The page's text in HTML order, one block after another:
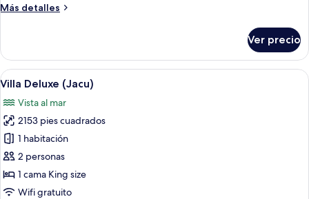
Más detalles
Más
(Villa
Zumbi
Master)
Ver precio
Abrir
todas
las
fotos
de
Villa
Deluxe
(Jacu)
Terraza de madera con piscina, sillas
16
Villa Deluxe (Jacu)
Vista al mar
2153 pies cuadrados
1 habitación
2 personas
1 cama King size
Wifi gratuito